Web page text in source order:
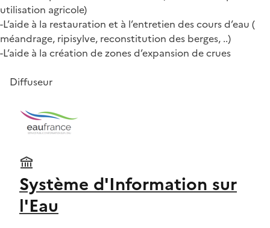
utilisation agricole)
-L’aide à la restauration et à l’entretien des cours d’eau (
méandrage, ripisylve, reconstitution des berges, ..)
-L’aide à la création de zones d’expansion de crues
Diffuseur
Système d'Information sur
l'Eau